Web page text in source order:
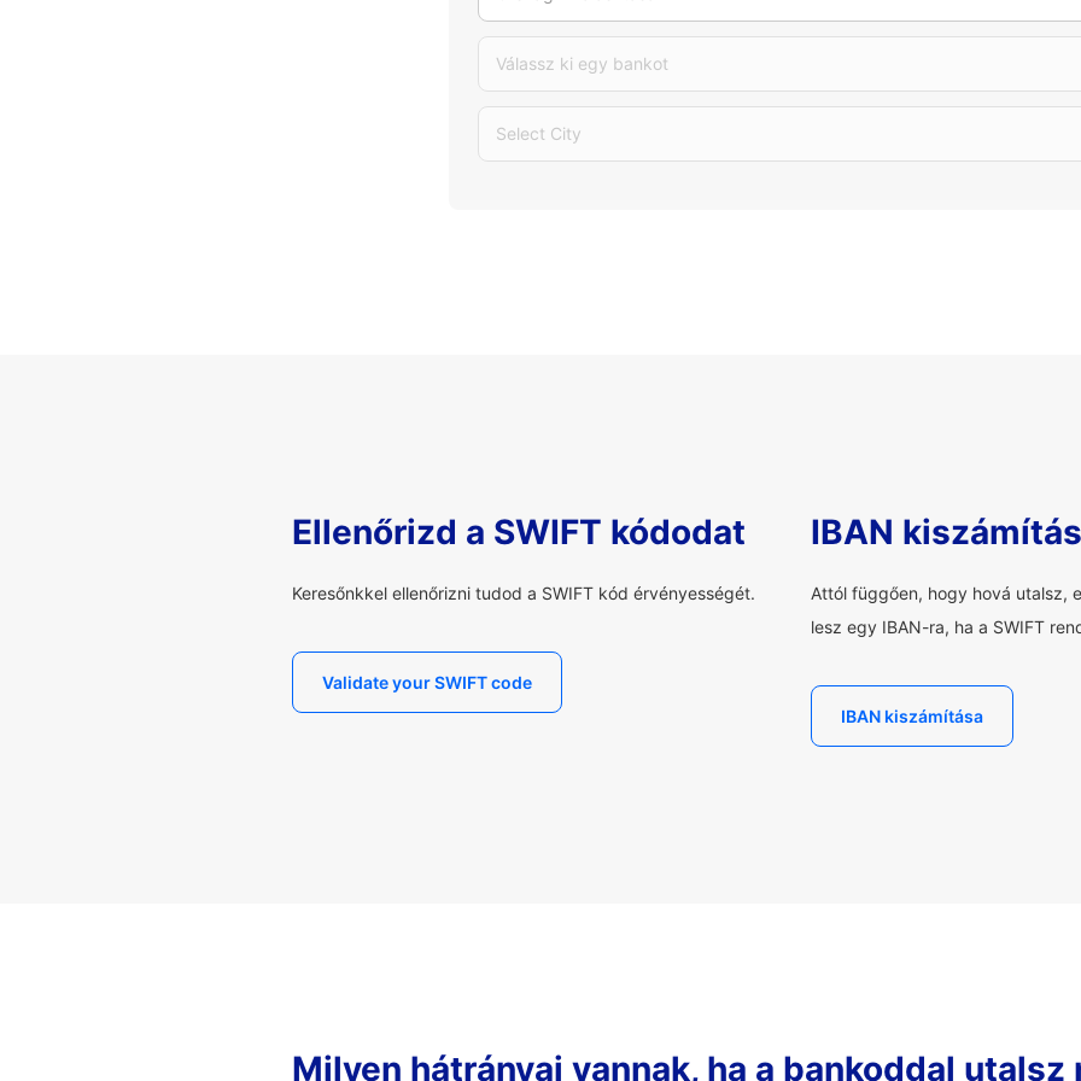
Válassz ki egy bankot
Select City
Ellenőrizd a SWIFT kódodat
Keresőnkkel ellenőrizni tudod a SWIFT kód érvényességét.
Validate your SWIFT code
IBAN
Attól függően, hogy hová utalsz,
lesz egy IBAN-ra, ha a SWIFT
IBAN kiszámítása
Milyen hátrányai vannak, ha a bankoddal